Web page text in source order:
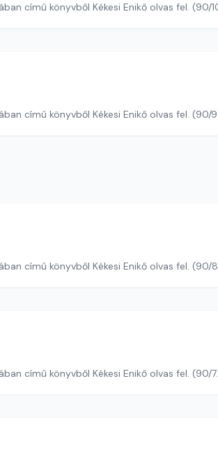
Romano Guardini: Az imádság iskolájában című könyvből
Romano Guardini: Az imádság iskolájában című könyvből Kékesi
Romano Guardini: Az imádság iskolájában című könyvből Kékesi
Romano Guardini: Az imádság iskolájában című könyvből Kékesi Enikő